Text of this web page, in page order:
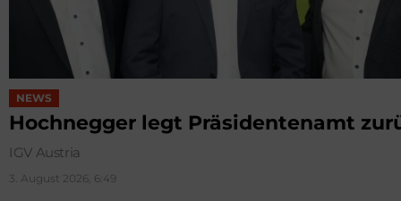
NEWS
Hochnegger legt Präsidentenamt
IGV Austria
3. August 2026, 6:49